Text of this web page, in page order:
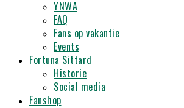
YNWA
FAQ
Fans op vakantie
Events
Fortuna Sittard
Historie
Social media
Fanshop